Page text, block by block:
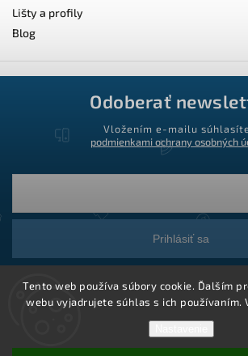
Tento web používa súbory cookie. Ďalším
webu vyjadrujete súhlas s ich používaním.
Lišty a profily
Blog
Odoberať
Vložením e-mailu
podmienkami ochrany osobných
Prihlásiť sa